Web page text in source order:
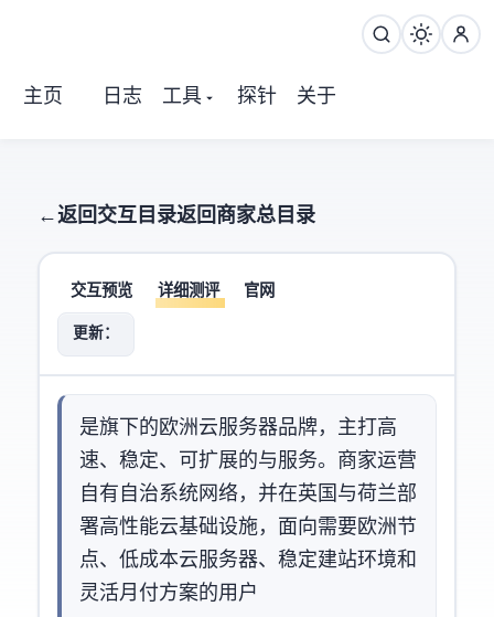
主页 日志 工具 探针 关于
← 返回交互目录返回商家总目录
交互预览 详细测评 官网
更新：2026-07-19
Quicksrv是 ClearStack B.V. 旗下的欧洲云服务器品牌，主打高
速、稳定、可扩展的 KVM VPS 与 Web Hosting 服务。商家运营
自有自治系统网络 AS199792，并在英国与荷兰部
署高性能云基础设施，面向需要欧洲节
点、低成本云服务器、稳定建站环境和
灵活月付方案的用户